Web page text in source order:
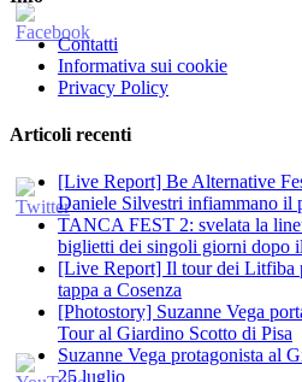
Contatti
Informativa sui cookie
Privacy Policy
Articoli recenti
[Live Report] Be Alternative
Daniele Silvestri infiammano il
TANCA FEST 2: svelata la
biglietti dei singoli giorni dopo
[Live Report] Il tour dei Litfiba
tappa a Cosenza
[Photostory] Suzanne Vega
Tour al Giardino Scotto di Pisa
Suzanne Vega protagonista al
25 luglio